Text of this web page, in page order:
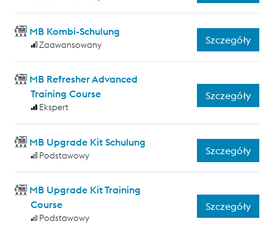
MB Kombi-Schulung
Zaawansowany Szczegóły
MB Refresher Advanced
Training Course
Ekspert
Szczegóły
MB Upgrade Kit Schulung
Podstawowy Szczegóły
MB Upgrade Kit Training
Course
Podstawowy
Szczegóły